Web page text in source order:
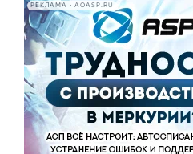
РЕКЛАМА • AOASP.RU